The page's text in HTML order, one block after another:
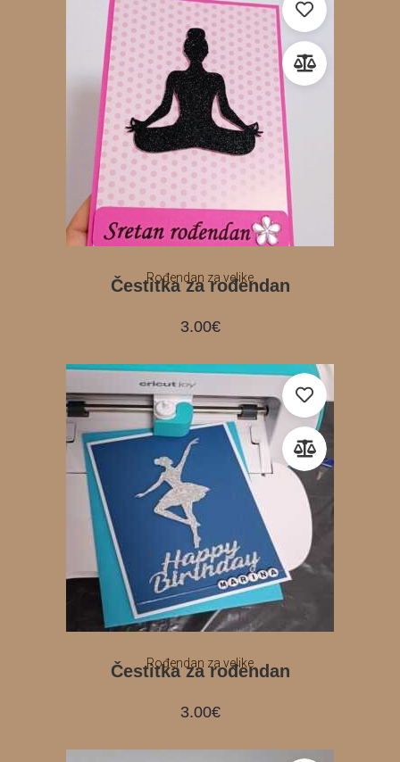
Rođendan za velike
Čestitka za rođendan
3.00€
Rođendan za velike
Čestitka za rođendan
3.00€